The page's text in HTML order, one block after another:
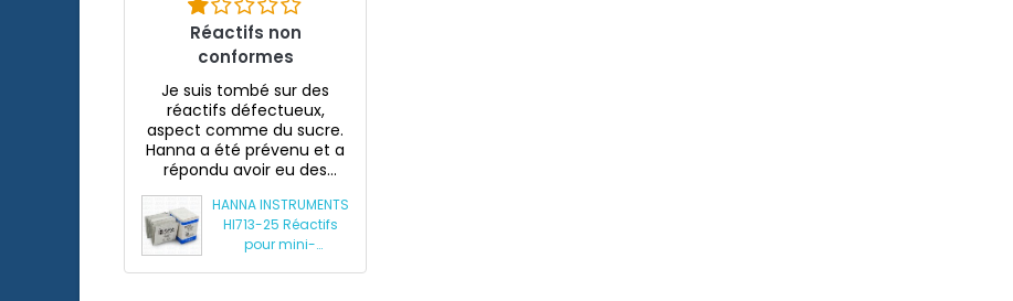
Réactifs non
conformes
Je suis tombé sur des
réactifs défectueux,
aspect comme du sucre.
Hanna a été prévenu et a
répondu avoir eu des
HANNA INSTRUMENTS
HI713-25 Réactifs
pour mini-